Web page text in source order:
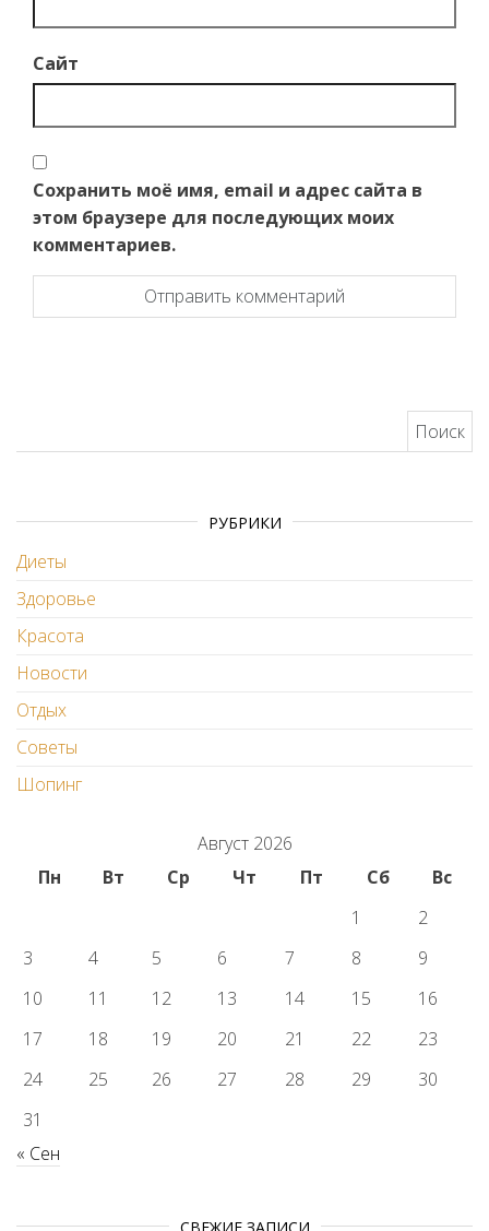
Сайт
Сохранить моё имя, email и адрес сайта в
этом браузере для последующих моих
комментариев.
РУБРИКИ
Диеты
Здоровье
Красота
Новости
Отдых
Советы
Шопинг
Август 2026
Пн
Вт Ср Чт Пт Сб
Вс
1
2
3
4 5 6 7 8
9
10
11 12 13 14 15
16
17
18 19 20 21 22
23
24
25 26 27 28 29
30
31
« Сен
СВЕЖИЕ ЗАПИСИ